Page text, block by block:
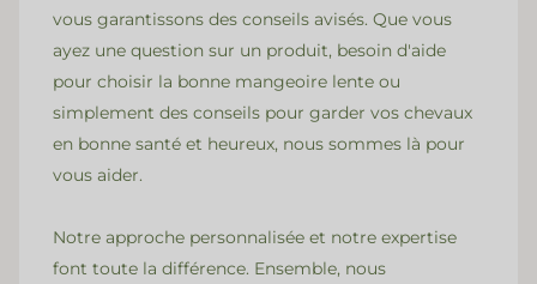
vous garantissons des conseils avisés. Que vous
ayez une question sur un produit, besoin d'aide
pour choisir la bonne mangeoire lente ou
simplement des conseils pour garder vos chevaux
en bonne santé et heureux, nous sommes là pour
vous aider.
Notre approche personnalisée et notre expertise
font toute la différence. Ensemble, nous